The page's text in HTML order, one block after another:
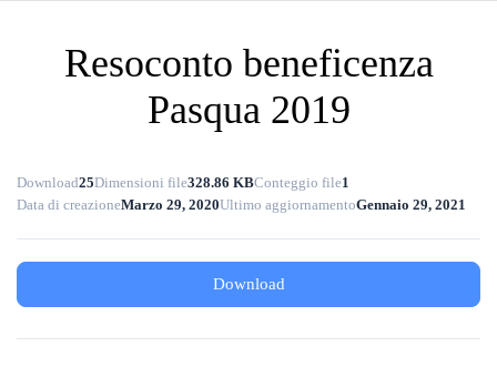
Resoconto beneficenza
Pasqua 2019
Download25Dimensioni file328.86 KBConteggio file1
Data di creazioneMarzo 29, 2020Ultimo aggiornamentoGennaio 29, 2021
Download